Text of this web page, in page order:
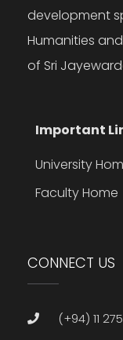
development
Humanities
of Sri
Important
University
Faculty Home
CONNECT US
(+94) 11